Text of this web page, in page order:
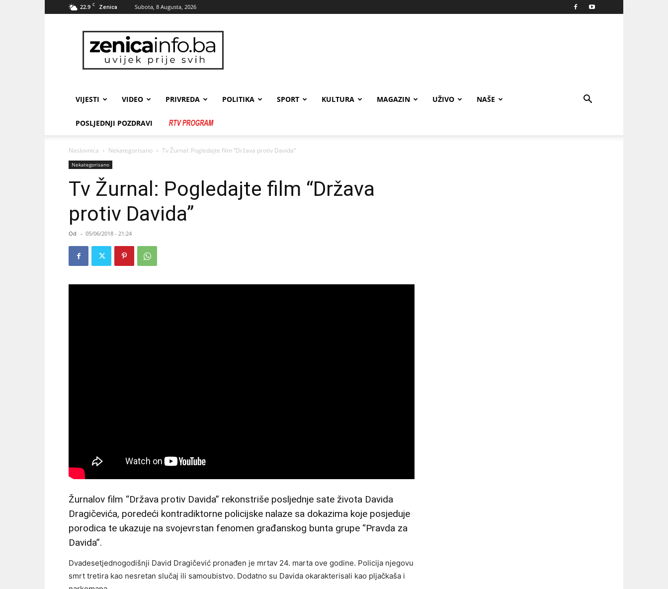
22.9 C Zenica Subota, 8 Augusta, 2026
zenicainfo.ba
VIJESTI VIDEO PRIVREDA POLITIKA SPORT KULTURA MAGAZIN UŽIVO NAŠE
POSLJEDNJI POZDRAVI
Naslovnica Nekategorisano Tv Žurnal: Pogledajte film “Država protiv Davida”
Nekategorisano
Tv Žurnal: Pogledajte film “Država
protiv Davida”
Od - 05/06/2018 - 21:24
Žurnalov film “Država protiv Davida” rekonstriše posljednje sate života Davida
Dragičevića, poredeći kontradiktorne policijske nalaze sa dokazima koje posjeduje
porodica te ukazuje na svojevrstan fenomen građanskog bunta grupe “Pravda za
Davida”.
Dvadesetjednogodišnji David Dragičević pronađen je mrtav 24. marta ove godine. Policija njegovu
smrt tretira kao nesretan slučaj ili samoubistvo. Dodatno su Davida okarakterisali kao pljačkaša i